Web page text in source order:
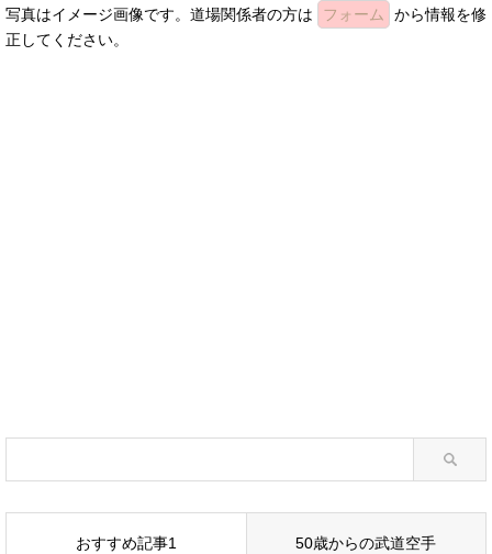
写真はイメージ画像です。道場関係者の方は フォーム
から情報を修
正してください。
おすすめ記事1 50歳からの武道空手